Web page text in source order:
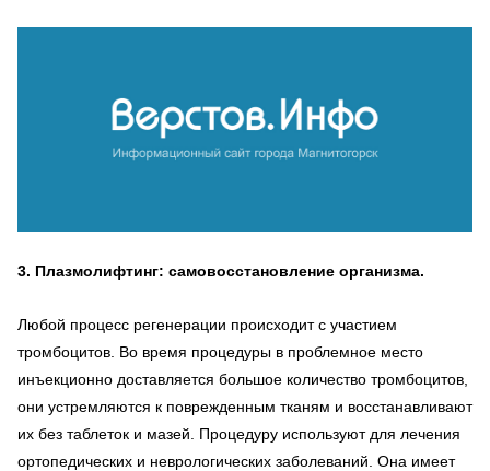
3. Плазмолифтинг: самовосстановление организма.
Любой процесс регенерации происходит с участием
тромбоцитов. Во время процедуры в проблемное место
инъекционно доставляется большое количество тромбоцитов,
они устремляются к поврежденным тканям и восстанавливают
их без таблеток и мазей. Процедуру используют для лечения
ортопедических и неврологических заболеваний. Она имеет